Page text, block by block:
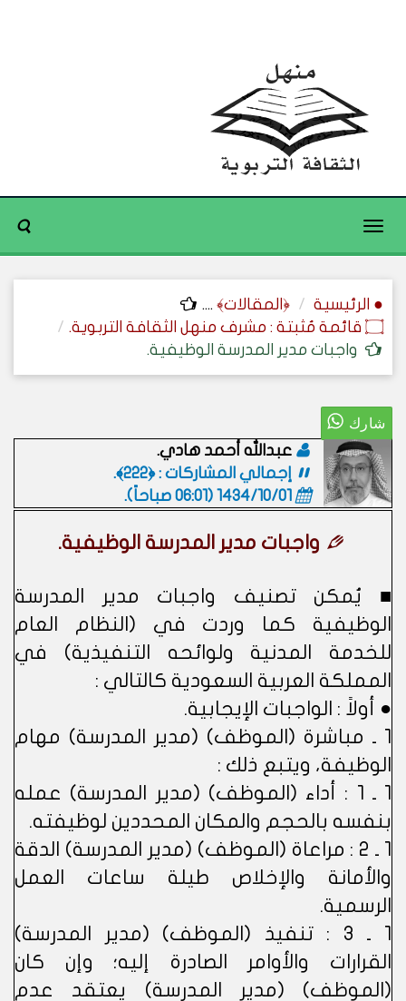
Toggle
● الرئيسية ﴿المقالات﴾ ....
۝ قائمة مُثبتة : مشرف منهل الثقافة التربوية.
واجبات مدير المدرسة الوظيفية.
عبدالله أحمد هادي.
إجمالي المشاركات : ﴿222﴾.
1434/10/01 (06:01 صباحاً)
.
واجبات مدير المدرسة الوظيفية.
■ يُمكن تصنيف واجبات مدير المدرسة
الوظيفية كما وردت في (النظام العام
للخدمة المدنية ولوائحه التنفيذية) في
المملكة العربية السعودية كالتالي :
● أولاً : الواجبات الإيجابية.
1 ـ مباشرة (الموظف) (مدير المدرسة) مهام
الوظيفة، ويتبع ذلك :
1 ـ 1 : أداء (الموظف) (مدير المدرسة) عمله
بنفسه بالحجم والمكان المحددين لوظيفته.
1 ـ 2 : مراعاة (الموظف) (مدير المدرسة) الدقة
والأمانة والإخلاص طيلة ساعات العمل
الرسمية.
1 ـ 3 : تنفيذ (الموظف) (مدير المدرسة)
القرارات والأوامر الصادرة إليه؛ وإن كان
(الموظف) (مدير المدرسة) يعتقد عدم